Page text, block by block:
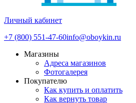
Личный кабинет
+7 (800) 551-47-60info@oboykin.ru
Магазины
Адреса магазинов
Фотогалерея
Покупателю
Как купить и оплатить
Как вернуть товар